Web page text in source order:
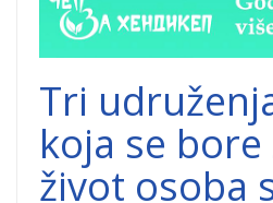
Tri
koja se
život osoba